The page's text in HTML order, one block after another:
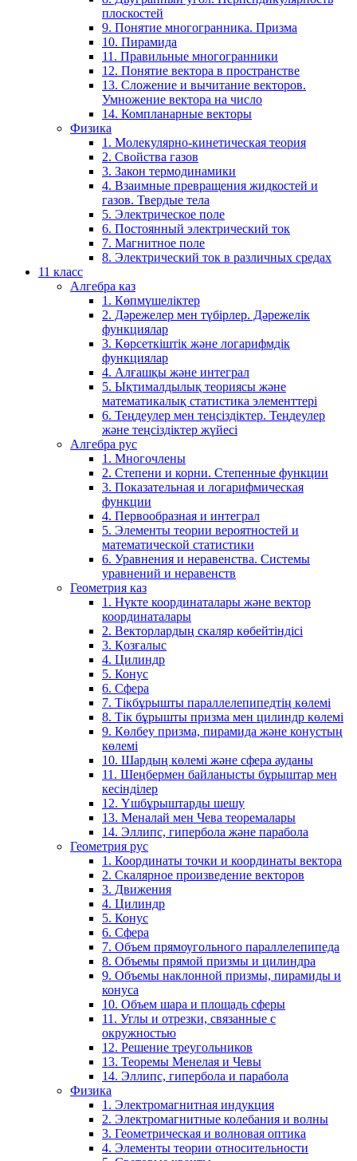
плоскостей
9. Понятие многогранника. Призма
10. Пирамида
11. Правильные многогранники
12. Понятие вектора в пространстве
13. Сложение и вычитание векторов.
Умножение вектора на число
14. Компланарные векторы
Физика
1. Молекулярно-кинетическая теория
2. Свойства газов
3. Закон термодинамики
4. Взаимные превращения жидкостей и
газов. Твердые тела
5. Электрическое поле
6. Постоянный электрический ток
7. Магнитное поле
8. Электрический ток в различных средах
11 класс
Алгебра каз
1. Көпмүшеліктер
2. Дәрежелер мен түбірлер. Дәрежелік
функциялар
3. Көрсеткіштік және логарифмдік
функциялар
4. Алғашқы және интеграл
5. Ықтималдылық теориясы және
математикалық статистика элементтері
6. Теңдеулер мен теңсіздіктер. Теңдеулер
және теңсіздіктер жүйесі
Алгебра рус
1. Многочлены
2. Степени и корни. Степенные функции
3. Показательная и логарифмическая
функции
4. Первообразная и интеграл
5. Элементы теории вероятностей и
математической статистики
6. Уравнения и неравенства. Системы
уравнений и неравенств
Геометрия каз
1. Нүкте координаталары және вектор
координаталары
2. Векторлардың скаляр көбейтіндісі
3. Қозғалыс
4. Цилиндр
5. Конус
6. Сфера
7. Тікбұрышты параллелепипедтің көлемі
8. Тік бұрышты призма мен цилиндр көлемі
9. Көлбеу призма, пирамида және конустың
көлемі
10. Шардың көлемі және сфера ауданы
11. Шеңбермен байланысты бұрыштар мен
кесінділер
12. Үшбұрыштарды шешу
13. Меналай мен Чева теоремалары
14. Эллипс, гипербола және парабола
Геометрия рус
1. Координаты точки и координаты вектора
2. Скалярное произведение векторов
3. Движения
4. Цилиндр
5. Конус
6. Сфера
7. Объем прямоугольного параллелепипеда
8. Объемы прямой призмы и цилиндра
9. Объемы наклонной призмы, пирамиды и
конуса
10. Объем шара и площадь сферы
11. Углы и отрезки, связанные с
окружностью
12. Решение треугольников
13. Теоремы Менелая и Чевы
14. Эллипс, гипербола и парабола
Физика
1. Электромагнитная индукция
2. Электромагнитные колебания и волны
3. Геометрическая и волновая оптика
4. Элементы теории относительности